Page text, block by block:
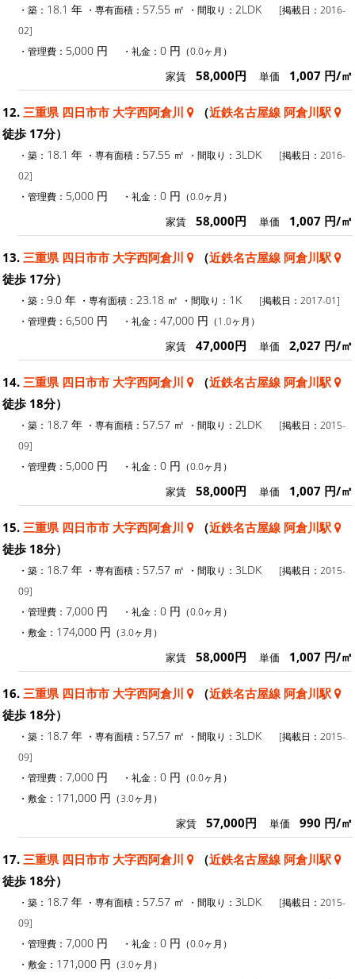
・築： 18.1 年 ・専有面積： 57.55 ㎡ ・間取り： 2LDK
[掲載日：2016-
02]
・管理費： 5,000 円 ・礼金： 0 円 （0.0ヶ月）
家賃 58,000円 単価 1,007 円/㎡
12. 三重県 四日市市 大字西阿倉川 （近鉄名古屋線 阿倉川駅
徒歩 17分）
・築： 18.1 年 ・専有面積： 57.55 ㎡ ・間取り： 3LDK
[掲載日：2016-
02]
・管理費： 5,000 円 ・礼金： 0 円 （0.0ヶ月）
家賃 58,000円 単価 1,007 円/㎡
13. 三重県 四日市市 大字西阿倉川 （近鉄名古屋線 阿倉川駅
徒歩 17分）
・築： 9.0 年 ・専有面積： 23.18 ㎡ ・間取り： 1K
[掲載日：2017-01]
・管理費： 6,500 円 ・礼金： 47,000 円 （1.0ヶ月）
家賃 47,000円 単価 2,027 円/㎡
14. 三重県 四日市市 大字西阿倉川 （近鉄名古屋線 阿倉川駅
徒歩 18分）
・築： 18.7 年 ・専有面積： 57.57 ㎡ ・間取り： 2LDK
[掲載日：2015-
09]
・管理費： 5,000 円 ・礼金： 0 円 （0.0ヶ月）
家賃 58,000円 単価 1,007 円/㎡
15. 三重県 四日市市 大字西阿倉川 （近鉄名古屋線 阿倉川駅
徒歩 18分）
・築： 18.7 年 ・専有面積： 57.57 ㎡ ・間取り： 3LDK
[掲載日：2015-
09]
・管理費： 7,000 円 ・礼金： 0 円 （0.0ヶ月）
・敷金： 174,000 円 （3.0ヶ月）
家賃 58,000円 単価 1,007 円/㎡
16. 三重県 四日市市 大字西阿倉川 （近鉄名古屋線 阿倉川駅
徒歩 18分）
・築： 18.7 年 ・専有面積： 57.57 ㎡ ・間取り： 3LDK
[掲載日：2015-
09]
・管理費： 7,000 円 ・礼金： 0 円 （0.0ヶ月）
・敷金： 171,000 円 （3.0ヶ月）
家賃 57,000円 単価 990 円/㎡
17. 三重県 四日市市 大字西阿倉川 （近鉄名古屋線 阿倉川駅
徒歩 18分）
・築： 18.7 年 ・専有面積： 57.57 ㎡ ・間取り： 3LDK
[掲載日：2015-
09]
・管理費： 7,000 円 ・礼金： 0 円 （0.0ヶ月）
・敷金： 171,000 円 （3.0ヶ月）